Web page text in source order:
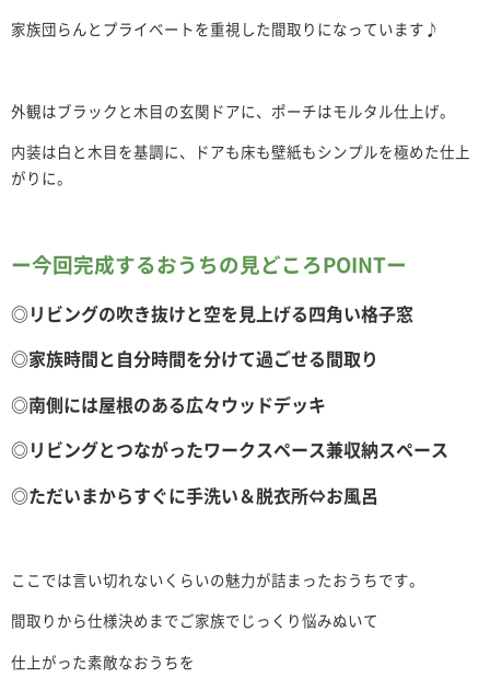
家族団らんとプライベートを重視した間取りになっています♪
外観はブラックと木目の玄関ドアに、ポーチはモルタル仕上げ。
内装は白と木目を基調に、ドアも床も壁紙もシンプルを極めた仕上
がりに。
ー今回完成するおうちの見どころPOINTー
◎リビングの吹き抜けと空を見上げる四角い格子窓
◎家族時間と自分時間を分けて過ごせる間取り
◎南側には屋根のある広々ウッドデッキ
◎リビングとつながったワークスペース兼収納スペース
◎ただいまからすぐに手洗い＆脱衣所⇔お風呂
ここでは言い切れないくらいの魅力が詰まったおうちです。
間取りから仕様決めまでご家族でじっくり悩みぬいて
仕上がった素敵なおうちを